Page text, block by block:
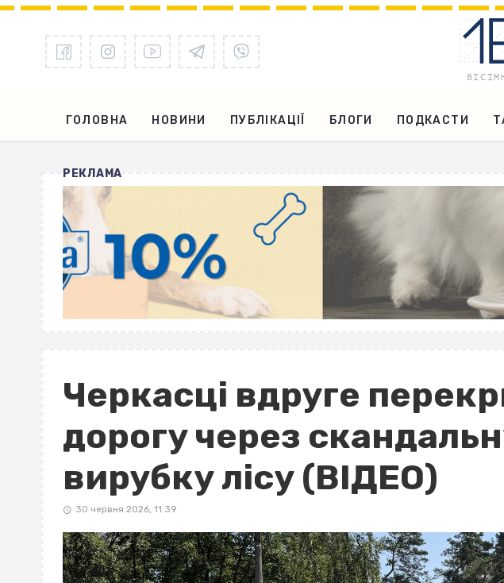
ГОЛОВНА НОВИНИ ПУБЛІКАЦІЇ БЛОГИ ПОДКАСТИ
РЕКЛАМА
Черкасці вдруге
дорогу через
вирубку лісу (ВІДЕО)
30 червня 2026, 11:39